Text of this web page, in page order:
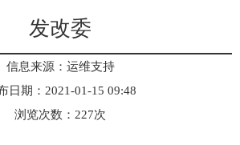
发改委
信息来源：运维支持
日期：2021-01-15 09:48
浏览次数： 227次